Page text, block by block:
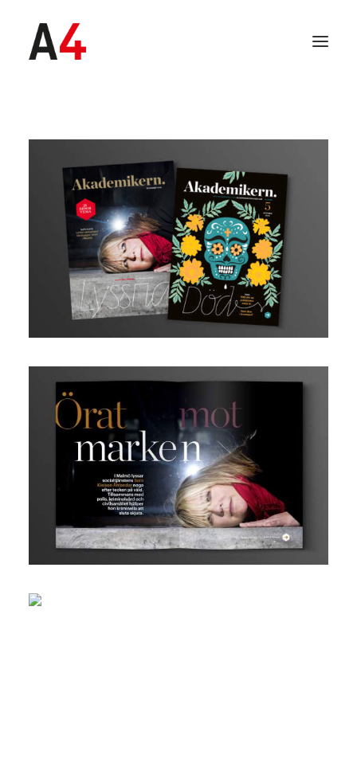
SEARCH